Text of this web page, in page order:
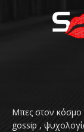
Μπες στον κόσμο
gossip ,